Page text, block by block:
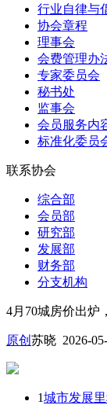
行业自律与
协会章程
理事会
会费管理办
专家委员会
秘书处
监事会
会员服务内
标准化委员
联系协会
综合部
会员部
研究部
发展部
财务部
分支机构
4月70城房价出炉
原创 苏晓 2026-
1城市发展